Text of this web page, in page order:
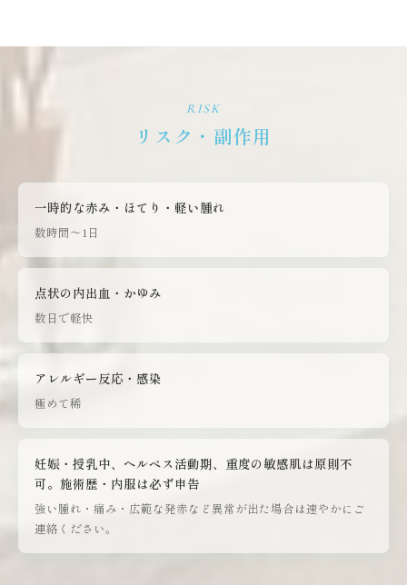
RISK
リスク・副作用
一時的な赤み・ほてり・軽い腫れ
数時間〜1日
点状の内出血・かゆみ
数日で軽快
アレルギー反応・感染
極めて稀
妊娠・授乳中、ヘルペス活動期、重度の敏感肌は原則不
可。施術歴・内服は必ず申告
強い腫れ・痛み・広範な発赤など異常が出た場合は速やかにご
連絡ください。